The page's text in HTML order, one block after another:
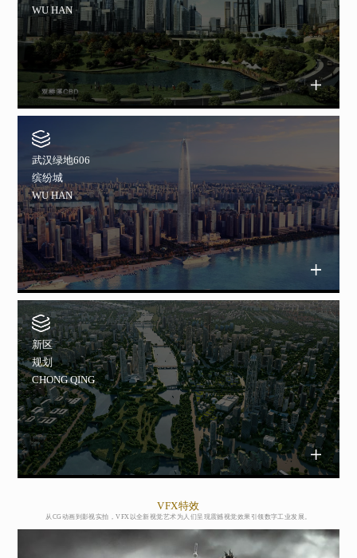
WU HAN
武汉绿地606
缤纷城
WU HAN
新区
规划
CHONG QING
VFX特效
从CG动画到影视实拍，VFX以全新视觉艺术为人们呈现震撼视觉效果引领数字工业发展。